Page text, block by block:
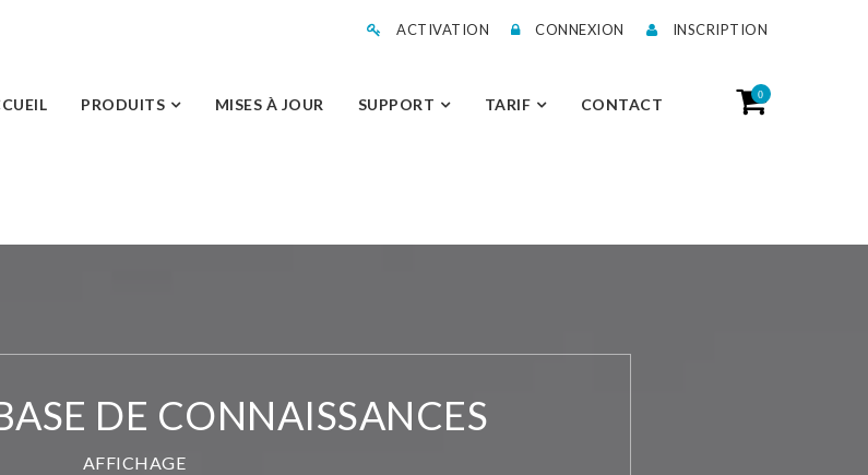
ACTIVATION CONNEXION INSCRIPTION
PRODUITS MISES À JOUR SUPPORT TARIF CONTACT
0
DE CONNAISSANCES
AFFICHAGE